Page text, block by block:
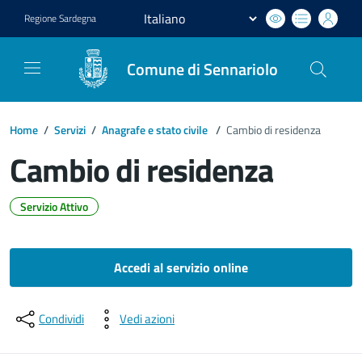
RegioneSardegna
Comune di Sennariolo
Home / Servizi / Anagrafe e stato civile / Cambio di residenza
Cambio di residenza
Servizio Attivo
Accedi al servizio online
Condividi Vedi azioni